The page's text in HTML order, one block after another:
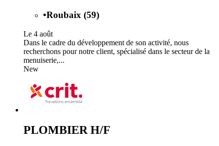
•Roubaix (59)
Le 4 août
Dans le cadre du développement de son activité, nous
recherchons pour notre client, spécialisé dans le secteur de la
menuiserie,...
New
PLOMBIER H/F